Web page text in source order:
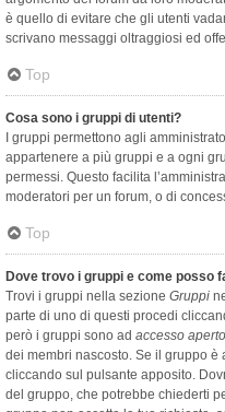
è quello di evitare che gli utenti
scrivano messaggi oltraggiosi ed
Top
Cosa sono i gruppi di utenti?
I gruppi permettono agli
appartenere a più gruppi e a ogni
permessi. Questo facilita
moderatori per un forum, o di
Top
Dove trovo i gruppi e come posso
Trovi i gruppi nella sezione Gruppi
parte di uno di questi procedi
però i gruppi sono ad accesso aperto
dei membri nascosto. Se il gruppo è
cliccando sul pulsante apposito.
del gruppo, che potrebbe chiederti